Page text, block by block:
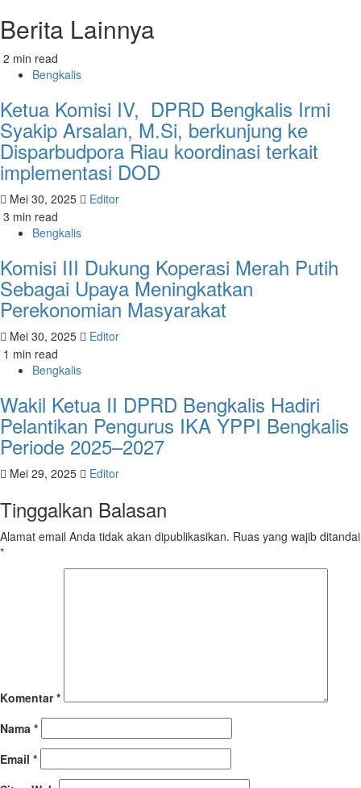
Berita Lainnya
2 min read
Bengkalis
Ketua Komisi IV, DPRD Bengkalis Irmi
Syakip Arsalan, M.Si, berkunjung ke
Disparbudpora Riau koordinasi terkait
implementasi DOD
Mei 30, 2025
Editor
3 min read
Bengkalis
Komisi III Dukung Koperasi Merah Putih
Sebagai Upaya Meningkatkan
Perekonomian Masyarakat
Mei 30, 2025
Editor
1 min read
Bengkalis
Wakil Ketua II DPRD Bengkalis Hadiri
Pelantikan Pengurus IKA YPPI Bengkalis
Periode 2025–2027
Mei 29, 2025 Editor
Tinggalkan Balasan
Alamat email Anda tidak akan dipublikasikan. Ruas yang wajib ditandai
*
Komentar*
Nama *
Email *